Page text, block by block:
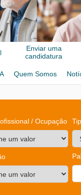
Enviar uma
candidatura
Quem Somos
/ Ocupação